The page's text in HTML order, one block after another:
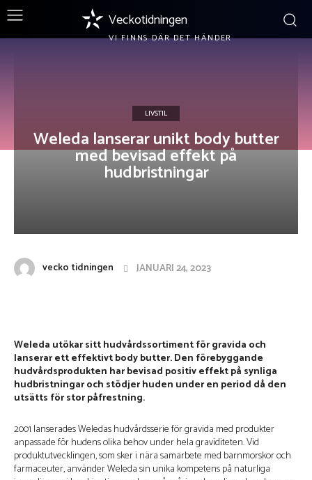
Veckotidningen
VI FINNS DÄR DET HÄNDER
LIVSTIL
Weleda lanserar unikt body butter
med bevisad effekt på
hudbristningar
vecko tidningen JANUARI 24, 2023
Weleda utökar sitt hudvårdssortiment för gravida och
lanserar ett effektivt body butter. Den förebyggande
hudvårdsprodukten har bevisad positiv effekt på synliga
hudbristningar och stödjer huden under en period då den
utsätts för stor påfrestning.
2001 lanserades Weledas hudvårdsserie för gravida med produkter
anpassade för hudens olika behov under hela graviditeten. Vid
produktutvecklingen, som sker i nära samarbete med barnmorskor och
farmaceuter, använder Weleda sin unika kompetens på naturliga